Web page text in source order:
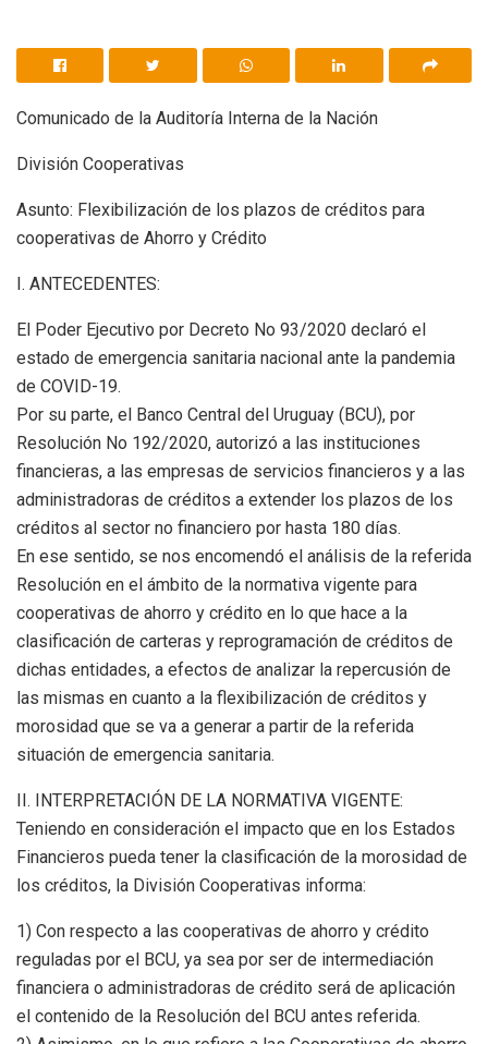
Comunicado de la Auditoría Interna de la Nación
División Cooperativas
Asunto: Flexibilización de los plazos de créditos para
cooperativas de Ahorro y Crédito
I. ANTECEDENTES:
El Poder Ejecutivo por Decreto No 93/2020 declaró el
estado de emergencia sanitaria nacional ante la pandemia
de COVID-19.
Por su parte, el Banco Central del Uruguay (BCU), por
Resolución No 192/2020, autorizó a las instituciones
financieras, a las empresas de servicios financieros y a las
administradoras de créditos a extender los plazos de los
créditos al sector no financiero por hasta 180 días.
En ese sentido, se nos encomendó el análisis de la referida
Resolución en el ámbito de la normativa vigente para
cooperativas de ahorro y crédito en lo que hace a la
clasificación de carteras y reprogramación de créditos de
dichas entidades, a efectos de analizar la repercusión de
las mismas en cuanto a la flexibilización de créditos y
morosidad que se va a generar a partir de la referida
situación de emergencia sanitaria.
II. INTERPRETACIÓN DE LA NORMATIVA VIGENTE:
Teniendo en consideración el impacto que en los Estados
Financieros pueda tener la clasificación de la morosidad de
los créditos, la División Cooperativas informa:
1) Con respecto a las cooperativas de ahorro y crédito
reguladas por el BCU, ya sea por ser de intermediación
financiera o administradoras de crédito será de aplicación
el contenido de la Resolución del BCU antes referida.